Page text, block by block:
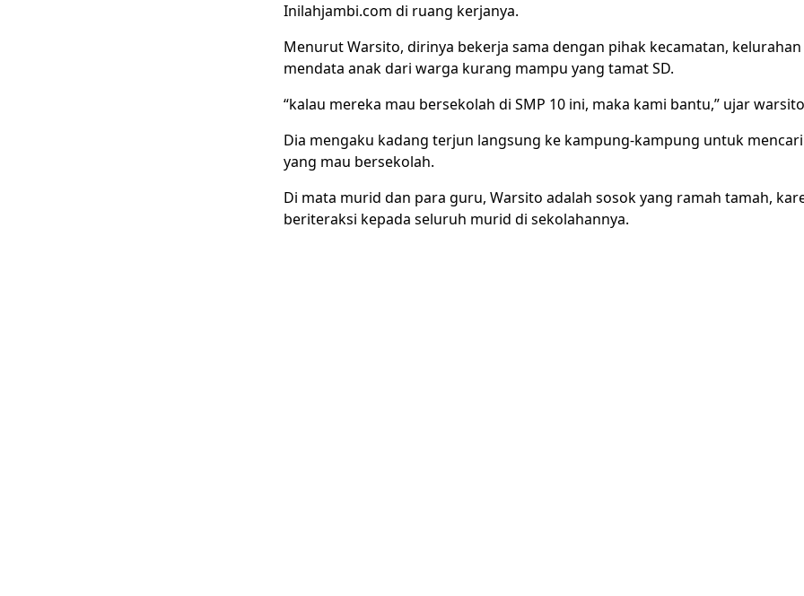
Inilahjambi.com di ruang kerjanya.
Menurut Warsito, dirinya bekerja sama dengan pihak kecamatan,
mendata anak dari warga kurang mampu yang tamat SD.
“kalau mereka mau bersekolah di SMP 10 ini, maka kami bantu,” ujar
Dia mengaku kadang terjun langsung ke kampung-kampung untuk
yang mau bersekolah.
Di mata murid dan para guru, Warsito adalah sosok yang ramah tamah,
beriteraksi kepada seluruh murid di sekolahannya.